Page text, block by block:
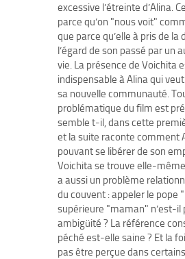
excessive l’étreinte d’Alina.
parce qu’on "nous voit"
que parce qu’elle à pris de la
l’égard de son passé par un
vie. La présence de Voichita
indispensable à Alina qui veut
sa nouvelle communauté.
problématique du film est
semble t-il, dans cette
et la suite raconte comment
pouvant se libérer de son
Voichita se trouve elle-
a aussi un problème
du couvent : appeler le pope
supérieure "maman" n’est-il
ambigüité ? La référence
péché est-elle saine ? Et la
pas être perçue dans